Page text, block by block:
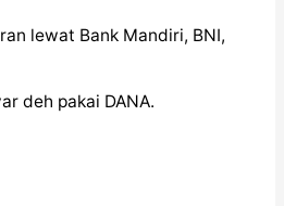
lewat Bank Mandiri, BNI,
deh pakai DANA.